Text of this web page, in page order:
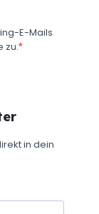
E-Mails
zu.
in dein